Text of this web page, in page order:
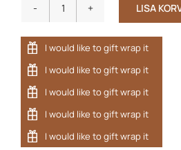
Lapse
poncho
puuvillafroteest
DRAAKON
kogus
LISA
Liitu
Liitu uudiskirjaga ja